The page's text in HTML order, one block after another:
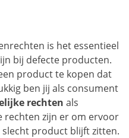
is het essentieel
bij defecte producten.
product te kopen dat
ben jij als consument
rechten als
rechten zijn er om ervoor
product blijft zitten.